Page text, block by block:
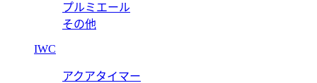
プルミエール
その他
IWC
アクアタイマー